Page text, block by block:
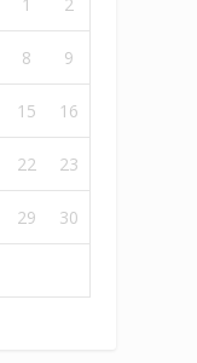
8 9
15 16
22 23
29 30